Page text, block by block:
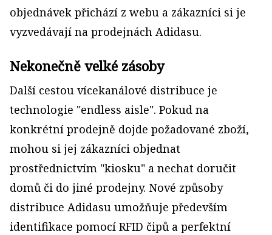
objednávek přichází z webu a zákazníci si je
vyzvedávají na prodejnách Adidasu.
Nekonečně velké zásoby
Další cestou vícekanálové distribuce je
technologie "endless aisle". Pokud na
konkrétní prodejně dojde požadované zboží,
mohou si jej zákazníci objednat
prostřednictvím "kiosku" a nechat doručit
domů či do jiné prodejny. Nové způsoby
distribuce Adidasu umožňuje především
identifikace pomocí RFID čipů a perfektní